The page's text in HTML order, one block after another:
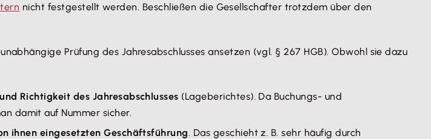
nicht festgestellt werden. Beschließen die Gesellschafter trotzdem über den
Prüfung des Jahresabschlusses ansetzen (vgl. § 267 HGB). Obwohl sie dazu
Richtigkeit des Jahresabschlusses (Lageberichtes). Da Buchungs- und
damit auf Nummer sicher.
ihnen eingesetzten Geschäftsführung. Das geschieht z. B. sehr häufig durch